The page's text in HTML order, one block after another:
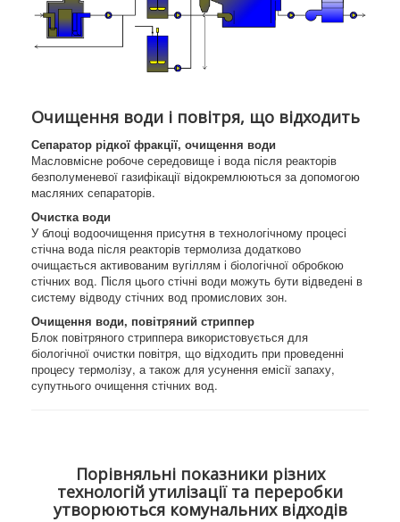
Очищення води і повітря, що відходить
Сепаратор рідкої фракції, очищення води
Масловмісне робоче середовище і вода після реакторів
безполуменевої газифікації відокремлюються за допомогою
масляних сепараторів.
Очистка води
У блоці водоочищення присутня в технологічному процесі
стічна вода після реакторів термолиза додатково
очищається активованим вугіллям і біологічної обробкою
стічних вод. Після цього стічні води можуть бути відведені в
систему відводу стічних вод промислових зон.
Очищення води, повітряний стриппер
Блок повітряного стриппера використовується для
біологічної очистки повітря, що відходить при проведенні
процесу термолізу, а також для усунення емісії запаху,
супутнього очищення стічних вод.
Порівняльні показники різних
технологій утилізації та переробки
утворюються комунальних відходів